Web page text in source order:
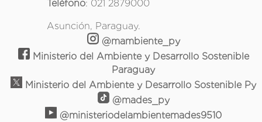
Teléfono: 021 2879000
Asunción, Paraguay.
@mambiente_py
Ministerio del Ambiente y Desarrollo Sostenible
Paraguay
Ministerio del Ambiente y Desarrollo Sostenible Py
@mades_py
@ministeriodelambientemades9510